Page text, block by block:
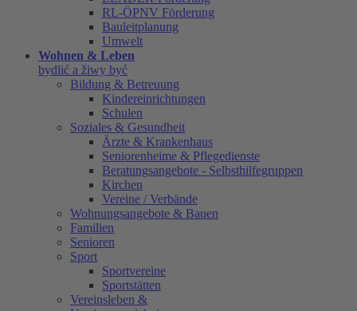
RL-ÖPNV Förderung
Bauleitplanung
Umwelt
Wohnen & Leben
bydlić a žiwy być
Bildung & Betreuung
Kindereinrichtungen
Schulen
Soziales & Gesundheit
Ärzte & Krankenhaus
Seniorenheime & Pflegedienste
Beratungsangebote - Selbsthilfegruppen
Kirchen
Vereine / Verbände
Wohnungsangebote & Bauen
Familien
Senioren
Sport
Sportvereine
Sportstätten
Vereinsleben &